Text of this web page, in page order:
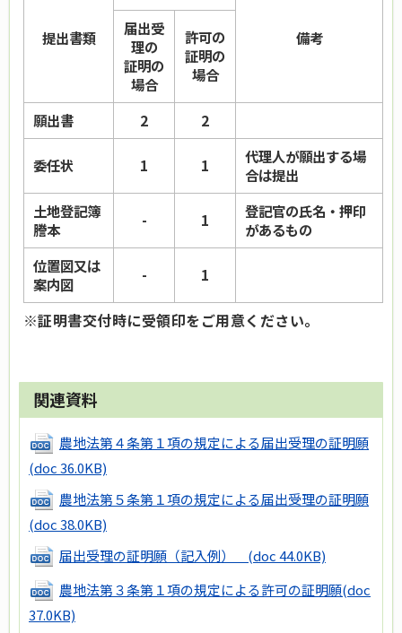
提出書類 備考
届出受
理の
証明の
場合
許可の
証明の
場合
願出書 2 2
委任状 1 1
代理人が願出する場
合は提出
土地登記簿
謄本
- 1
登記官の氏名・押印
があるもの
位置図又は
案内図
- 1
※証明書交付時に受領印をご用意ください。
関連資料
農地法第４条第１項の規定による届出受理の証明願
(doc 36.0KB)
農地法第５条第１項の規定による届出受理の証明願
(doc 38.0KB)
届出受理の証明願（記入例） (doc 44.0KB)
農地法第３条第１項の規定による許可の証明願(doc
37.0KB)